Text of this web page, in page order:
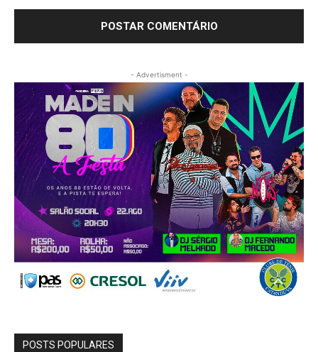
- Advertisment -
POSTS POPULARES